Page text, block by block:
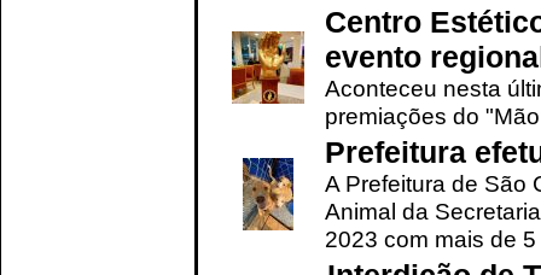
Centro
evento
Aconteceu nesta
premiações do
Prefeitura
A Prefeitura de São
Animal da
2023 com mais de 5